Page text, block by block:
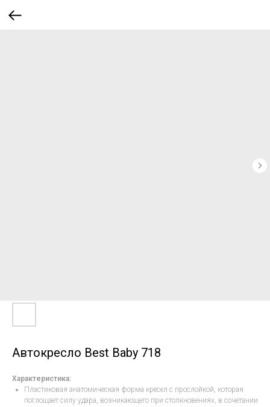
Автокресло Best Baby 718
Характеристика:
Пластиковая анатомическая форма кресел с прослойкой, которая
поглощает силу удара, возникающего при столкновениях, в сочетании